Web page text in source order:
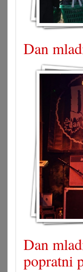
Dan
Dan
popratni